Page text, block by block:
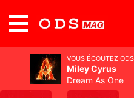
VOUS ÉCOUTEZ
Miley Cyrus
Dream As One